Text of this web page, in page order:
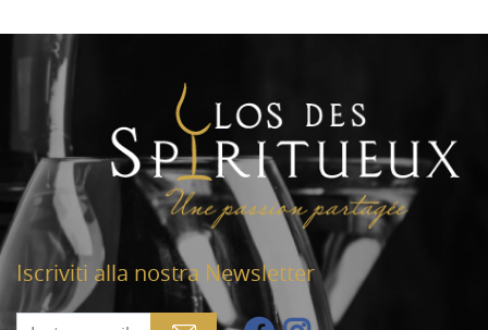
Iscriviti alla nostra Newsletter